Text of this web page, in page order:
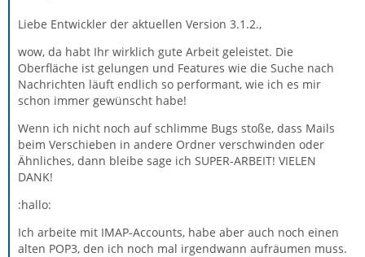
Liebe Entwickler der aktuellen Version 3.1.2.,
wow, da habt Ihr wirklich gute Arbeit geleistet. Die
Oberfläche ist gelungen und Features wie die Suche nach
Nachrichten läuft endlich so performant, wie ich es mir
schon immer gewünscht habe!
Wenn ich nicht noch auf schlimme Bugs stoße, dass Mails
beim Verschieben in andere Ordner verschwinden oder
Ähnliches, dann bleibe sage ich SUPER-ARBEIT! VIELEN
DANK!
:hallo:
Ich arbeite mit IMAP-Accounts, habe aber auch noch einen
alten POP3, den ich noch mal irgendwann aufräumen muss.